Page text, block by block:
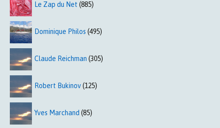
Le Zap du Net (885)
Dominique Philos (495)
Claude Reichman (305)
Robert Bukinov(125)
Yves Marchand (85)